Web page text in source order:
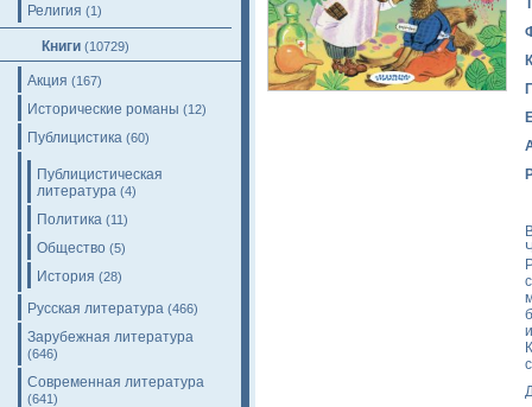
Религия (1)
Книги (10729)
Акция (167)
Исторические романы (12)
Публицистика (60)
Публицистическая
литература (4)
Политика (11)
Общество (5)
История (28)
Русская литература (466)
Зарубежная литература
(646)
Современная литература
(641)